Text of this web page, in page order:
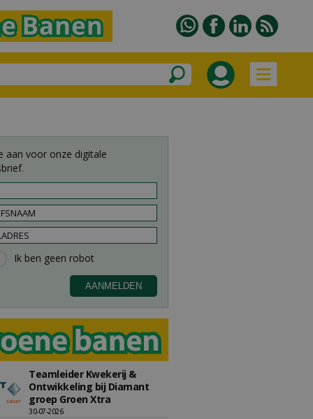
aan voor onze digitale
Teamleider Kwekerij &
Ontwikkeling bij Diamant
groep Groen Xtra
30-07-2026